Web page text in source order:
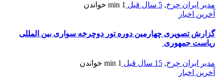
مدیر ایران چرخ, 5 سال قبل 1 min
خواندن
آخرین اخبار
گزارش تصویری چهارمین دوره تور دوچرخه سواری بین المللی
ریاست جمهوری
مدیر ایران چرخ, 15 سال قبل 1 min
خواندن
آخرین اخبار